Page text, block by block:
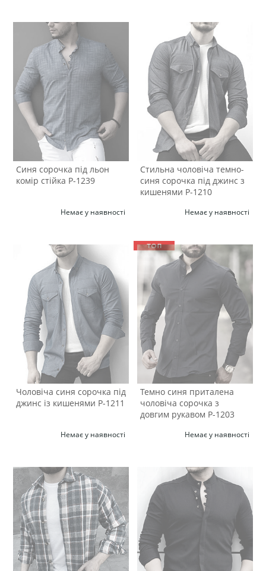
Синя сорочка під льон
комір стійка Р-1239
Немає у наявності
Стильна чоловіча темно-
синя сорочка під джинс з
кишенями Р-1210
Немає у наявності
Чоловіча синя сорочка під
джинс із кишенями Р-1211
Немає у наявності
Темно синя приталена
чоловіча сорочка з
довгим рукавом Р-1203
Немає у наявності